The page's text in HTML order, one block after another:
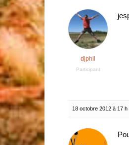
djphil
Participant
18 octobre 2012 à 17 h